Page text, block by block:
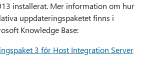
installerat. Mer information om hur
uppdateringspaketet finns i
Knowledge Base:
3 för Host Integration Server